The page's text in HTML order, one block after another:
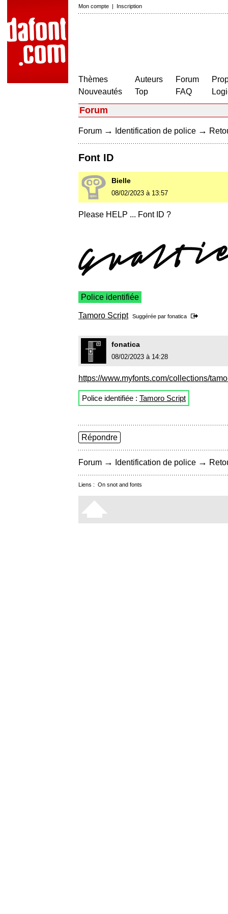
Mon compte | Inscription
Thèmes
Nouveautés
Auteurs
Top
Forum
FAQ
Forum
Forum → Identification de police →
Font ID
Bielle
08/02/2023 à 13:57
Please HELP ... Font ID ?
Police identifiée
Tamoro Script Suggérée par fonatica
fonatica
08/02/2023 à 14:28
https://www.myfonts.com/collections/
Police identifiée : Tamoro Script
Répondre
Forum → Identification de police →
Liens : On snot and fonts